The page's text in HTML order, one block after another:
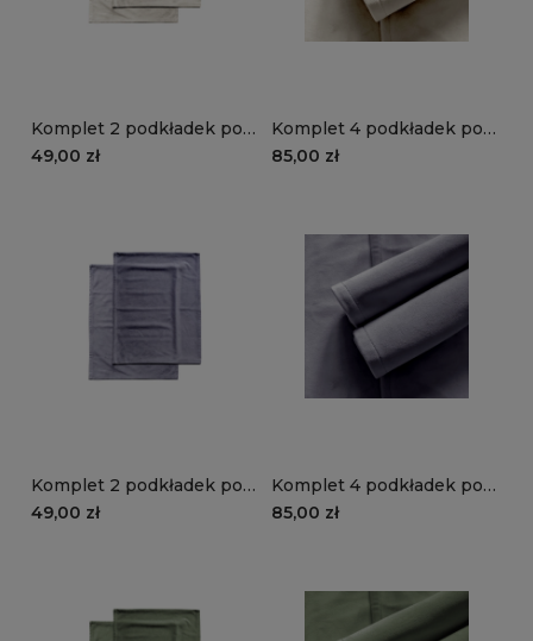
Komplet 2 podkładek pod
talerze VELVET VE2250 |
49,00 zł
Komplet 4 podkładek pod
talerze VELVET VE2250 |
85,00 zł
Komplet 2 podkładek pod
talerze VELVET VE2248 |
49,00 zł
Komplet 4 podkładek pod
talerze VELVET VE2248 |
85,00 zł